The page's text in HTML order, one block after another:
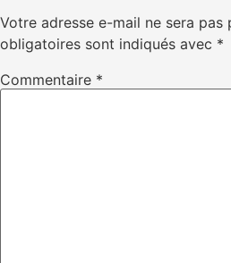
Votre adresse e-mail ne sera pas
obligatoires sont indiqués avec *
Commentaire *